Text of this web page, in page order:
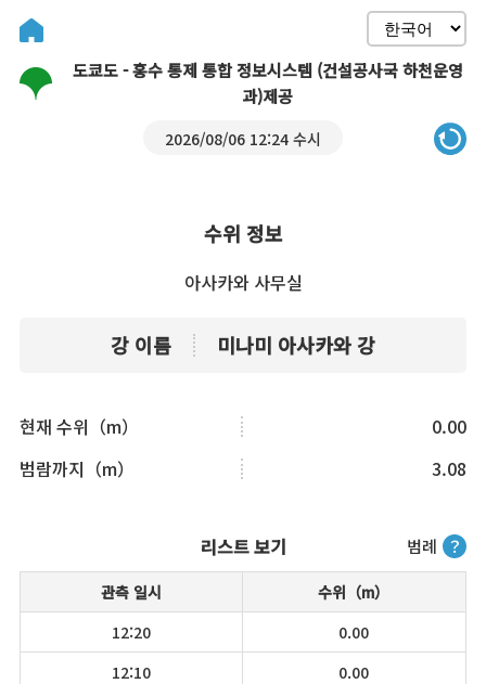
도쿄도 - 홍수 통제 통합 정보시스템 (건설공사국 하천운영
과)제공
2026/08/06 12:24 수시
수위 정보
아사카와 사무실
강 이름 미나미 아사카와 강
현재 수위（m）
0.00
범람까지（m）
3.08
범례 ？
리스트 보기
관측 일시
수위（m）
12:20
0.00
12:10
0.00